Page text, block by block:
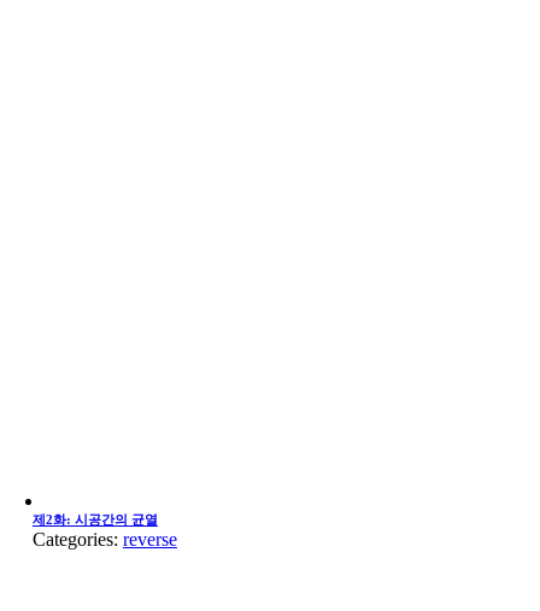
제2화: 시공간의 균열
Categories: reverse